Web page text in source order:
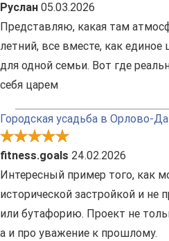
Руслан 05.03.2026
Представляю, какая там
летний, все вместе, как
для одной семьи. Вот где
себя царем
Городская усадьба в Орлово-
fitness.goals 24.02.2026
Интересный пример того, как
исторической застройкой и не
или бутафорию. Проект не
а и про уважение к прошлому.